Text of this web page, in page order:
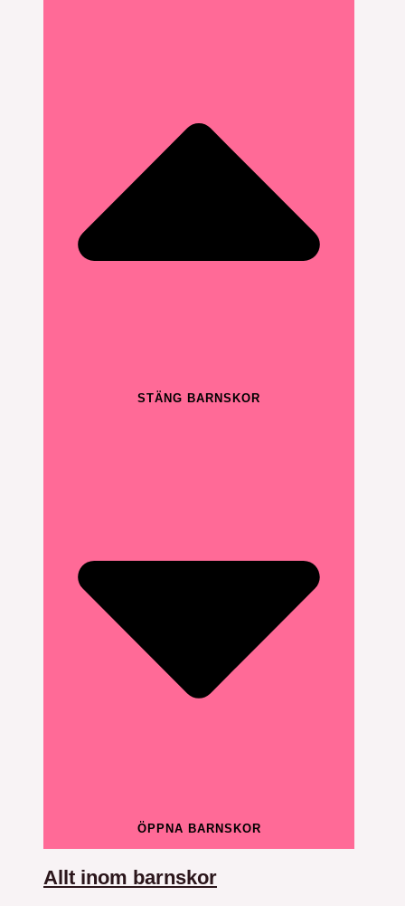
STÄNG BARNSKOR
ÖPPNA BARNSKOR
Allt inom barnskor